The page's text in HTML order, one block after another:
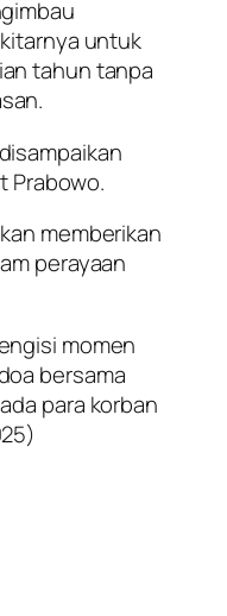
untuk
tahun tanpa
Prabowo.
memberikan
perayaan
momen
bersama
para korban